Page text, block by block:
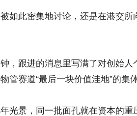
如此密集地讨论，还是在港交所
，跟进的消息里写满了对创始人
管赛道“最后一块价值洼地”的集
光景，同一批面孔就在资本的重